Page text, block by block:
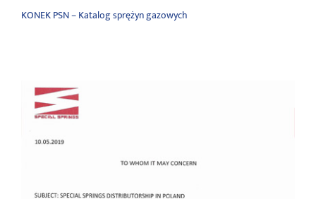
KONEK PSN – Katalog sprężyn gazowych